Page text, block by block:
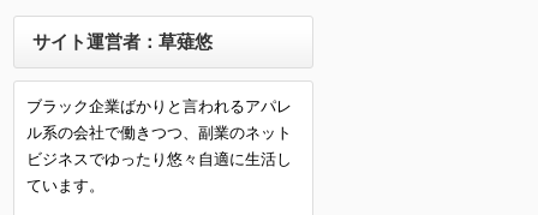
サイト運営者：草薙悠
ブラック企業ばかりと言われるアパレ
ル系の会社で働きつつ、副業のネット
ビジネスでゆったり悠々自適に生活し
ています。